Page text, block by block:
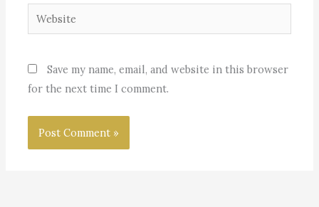
Website
Save my name, email, and website in this browser
for the next time I comment.